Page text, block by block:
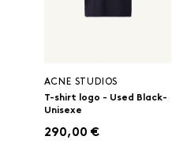
ACNE STUDIOS
T-shirt logo - Used Black-
Unisexe
290,00 €